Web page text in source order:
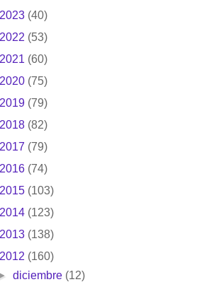
2023 (40)
2022 (53)
2021 (60)
2020 (75)
2019 (79)
2018 (82)
2017 (79)
2016 (74)
2015 (103)
2014 (123)
2013 (138)
2012 (160)
diciembre (12)